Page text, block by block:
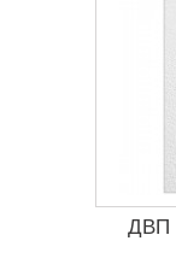
ДВП